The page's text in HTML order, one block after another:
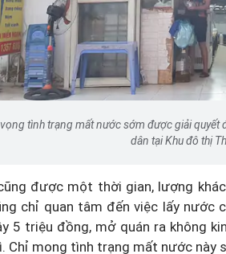
tình trạng mất nước sớm được giải quyết
dân tại Khu đô thị
được một thời gian, lượng
chỉ quan tâm đến việc lấy nước
5 triệu đồng, mở quán ra không
Chỉ mong tình trạng mất nước này